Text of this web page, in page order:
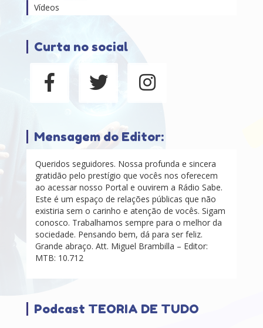
Vídeos
Curta no social
Mensagem do Editor:
Queridos seguidores. Nossa profunda e sincera
gratidão pelo prestígio que vocês nos oferecem
ao acessar nosso Portal e ouvirem a Rádio Sabe.
Este é um espaço de relações públicas que não
existiria sem o carinho e atenção de vocês. Sigam
conosco. Trabalhamos sempre para o melhor da
sociedade. Pensando bem, dá para ser feliz.
Grande abraço. Att. Miguel Brambilla – Editor:
MTB: 10.712
Podcast TEORIA DE TUDO